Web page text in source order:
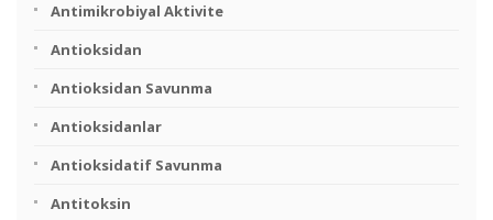
Antimikrobiyal Aktivite
Antioksidan
Antioksidan Savunma
Antioksidanlar
Antioksidatif Savunma
Antitoksin